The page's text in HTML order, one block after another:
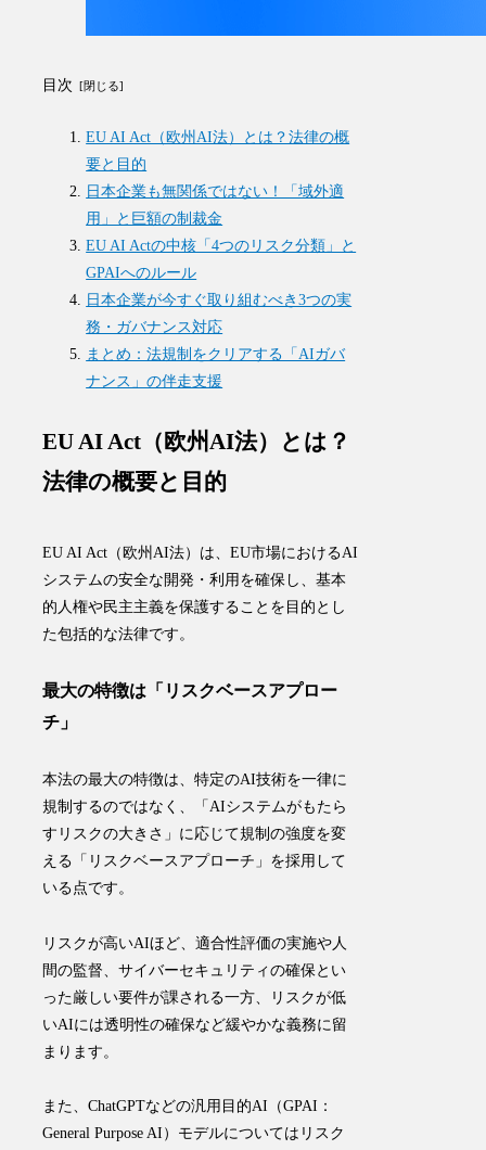
目次
EU AI Act（欧州AI法）とは？法律の概
要と目的
日本企業も無関係ではない！「域外適
用」と巨額の制裁金
EU AI Actの中核「4つのリスク分類」と
GPAIへのルール
日本企業が今すぐ取り組むべき3つの実
務・ガバナンス対応
まとめ：法規制をクリアする「AIガバ
ナンス」の伴走支援
EU AI Act（欧州AI法）とは？
法律の概要と目的
EU AI Act（欧州AI法）は、EU市場におけるAI
システムの安全な開発・利用を確保し、基本
的人権や民主主義を保護することを目的とし
た包括的な法律です。
最大の特徴は「リスクベースアプロー
チ」
本法の最大の特徴は、特定のAI技術を一律に
規制するのではなく、「AIシステムがもたら
すリスクの大きさ」に応じて規制の強度を変
える「 リスクベースアプローチ 」を採用して
いる点です。
リスクが高いAIほど、適合性評価の実施や人
間の監督、サイバーセキュリティの確保とい
った厳しい要件が課される一方、リスクが低
いAIには透明性の確保など緩やかな義務に留
まります。
また、ChatGPTなどの汎用目的AI（GPAI：
General Purpose AI）モデルについてはリスク